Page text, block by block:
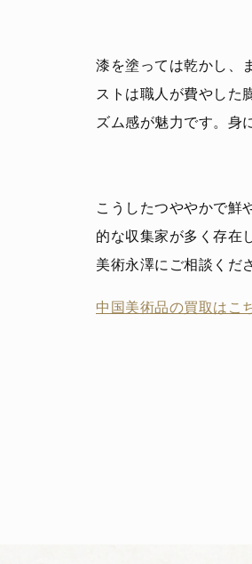
漆を塗っては乾かし、
ストは職人が費やした
ズム感が魅力です。身
こうしたつややかで鮮
的な収集家が多く存在
美術永澤にご相談くだ
中国美術品の買取はこ